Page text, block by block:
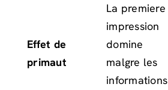
Effet de
primaut
La premiere
impression
domine
malgre les
informations